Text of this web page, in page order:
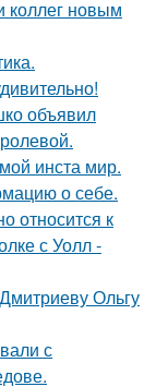
коллег новым
объявил
инста мир.
о себе.
относится к
с Уолл -
Ольгу
с